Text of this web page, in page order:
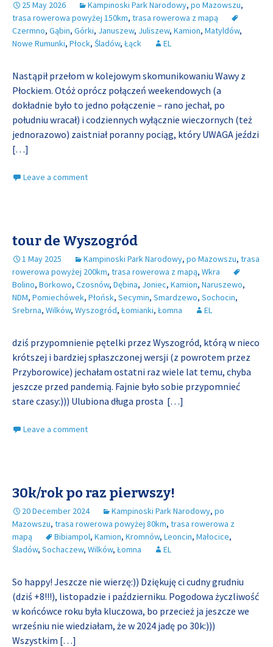
25 May 2026 Kampinoski Park Narodowy, po Mazowszu,
trasa rowerowa powyżej 150km, trasa rowerowa z mapą
Czermno, Gąbin, Górki, Januszew, Juliszew, Kamion, Matyldów,
Nowe Rumunki, Płock, Śladów, Łąck EL
Nastąpił przełom w kolejowym skomunikowaniu Wawy z
Płockiem. Otóż oprócz połączeń weekendowych (a
dokładnie było to jedno połączenie – rano jechał, po
południu wracał) i codziennych wyłącznie wieczornych (też
jednorazowo) zaistniał poranny pociąg, który UWAGA jeździ
[…]
Leave a comment
tour de Wyszogród
1 May 2025 Kampinoski Park Narodowy, po Mazowszu, trasa
rowerowa powyżej 200km, trasa rowerowa z mapą, Wkra
Bolino, Borkowo, Czosnów, Dębina, Joniec, Kamion, Naruszewo,
NDM, Pomiechówek, Płońsk, Secymin, Smardzewo, Sochocin,
Srebrna, Wilków, Wyszogród, Łomianki, Łomna EL
dziś przypomnienie pętelki przez Wyszogród, którą w nieco
krótszej i bardziej spłaszczonej wersji (z powrotem przez
Przyborowice) jechałam ostatni raz wiele lat temu, chyba
jeszcze przed pandemią. Fajnie było sobie przypomnieć
stare czasy:))) Ulubiona długa prosta […]
Leave a comment
30k/rok po raz pierwszy!
20 December 2024 Kampinoski Park Narodowy, po
Mazowszu, trasa rowerowa powyżej 80km, trasa rowerowa z
mapą
Bibiampol, Kamion, Kromnów, Leoncin, Małocice,
Śladów, Sochaczew, Wilków, Łomna EL
So happy! Jeszcze nie wierzę:)) Dziękuję ci cudny grudniu
(dziś +8!!!), listopadzie i październiku. Pogodowa życzliwość
w końcówce roku była kluczowa, bo przecież ja jeszcze we
wrześniu nie wiedziałam, że w 2024 jadę po 30k:)))
Wszystkim […]